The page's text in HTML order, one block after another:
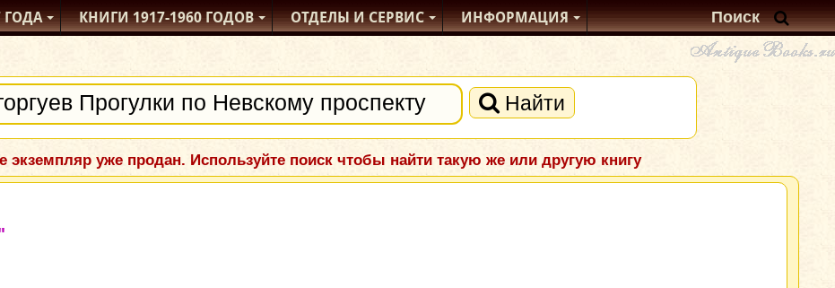
ГОДА КНИГИ1917-1960ГОДОВ ОТДЕЛЫИ СЕРВИС ИНФОРМАЦИЯ
Найти
экземпляр уже продан. Используйте поиск чтобы найти такую же или другую книгу